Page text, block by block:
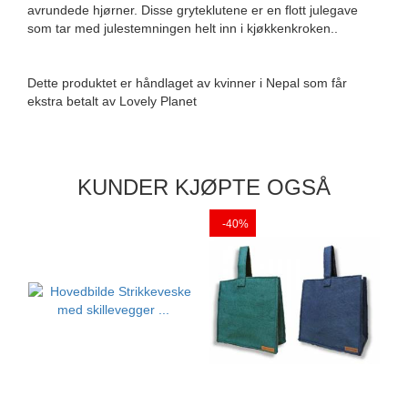
avrundede hjørner. Disse gryteklutene er en flott julegave
som tar med julestemningen helt inn i kjøkkenkroken..
Dette produktet er håndlaget av kvinner i Nepal som får
ekstra betalt av Lovely Planet
KUNDER KJØPTE OGSÅ
-40%